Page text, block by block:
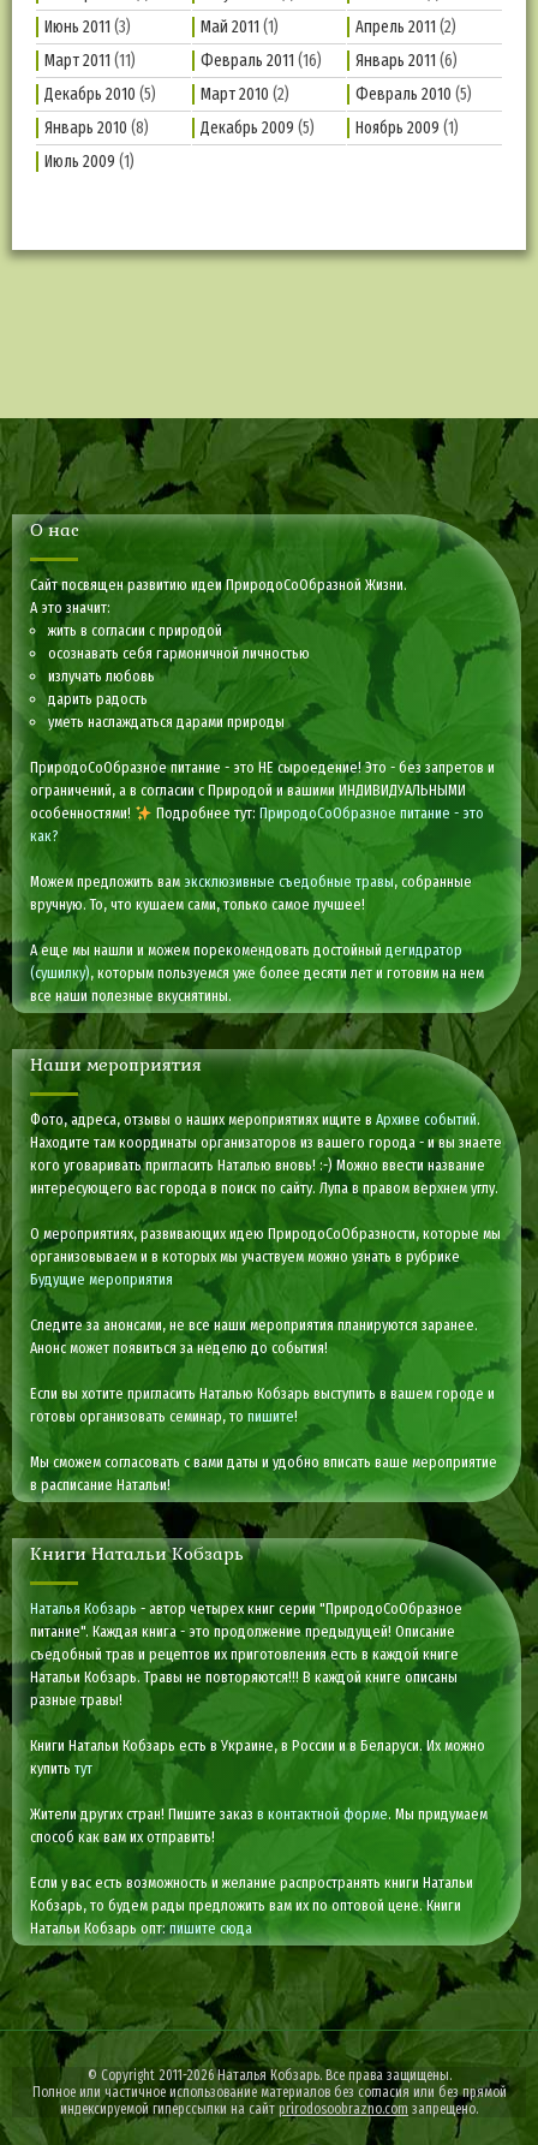
Июнь 2011 (3) Май 2011 (1) Апрель 2011 (2)
Март 2011 (11) Февраль 2011 (16) Январь 2011 (6)
Декабрь 2010 (5) Март 2010 (2) Февраль 2010 (5)
Январь 2010 (8) Декабрь 2009 (5) Ноябрь 2009 (1)
Июль 2009 (1)
О нас
Сайт посвящен развитию идеи ПриродоСоОбразной Жизни.
А это значит:
жить в согласии с природой
осознавать себя гармоничной личностью
излучать любовь
дарить радость
уметь наслаждаться дарами природы
ПриродоСоОбразное питание - это НЕ сыроедение! Это - без запретов и
ограничений, а в согласии с Природой и вашими ИНДИВИДУАЛЬНЫМИ
особенностями!
Подробнее тут: ПриродоСоОбразное питание - это
как?
Можем предложить вамэксклюзивные съедобные травы, собранные
вручную. То, что кушаем сами, только самое лучшее!
А еще мы нашли и можем порекомендовать достойныйдегидратор
(сушилку), которым пользуемся уже более десяти лет и готовим на нем
все наши полезные вкуснятины.
Наши мероприятия
Фото, адреса, отзывы о наших мероприятиях ищите вАрхиве событий.
Находите там координаты организаторов из вашего города - и вы знаете
кого уговаривать пригласить Наталью вновь! :-) Можно ввести название
интересующего вас города в поиск по сайту. Лупа в правом верхнем углу.
О мероприятиях, развивающих идею ПриродоСоОбразности, которые мы
организовываем и в которых мы участвуем можно узнать в рубрике
Будущие мероприятия
Следите за анонсами, не все наши мероприятия планируются заранее.
Анонс может появиться за неделю до события!
Если вы хотите пригласить Наталью Кобзарь выступить в вашем городе и
готовы организовать семинар, топишите!
Мы сможем согласовать с вами даты и удобно вписать ваше мероприятие
в расписание Натальи!
Книги Натальи Кобзарь
Наталья Кобзарь - автор четырех книг серии "ПриродоСоОбразное
питание". Каждая книга - это продолжение предыдущей! Описание
съедобный трав и рецептов их приготовления есть в каждой книге
Натальи Кобзарь. Травы не повторяются!!! В каждой книге описаны
разные травы!
Книги Натальи Кобзарь есть в Украине, в России и в Беларуси. Их можно
купитьтут
Жители других стран! Пишите заказв контактной форме. Мы придумаем
способ как вам их отправить!
Если у вас есть возможность и желание распространять книги Натальи
Кобзарь, то будем рады предложить вам их по оптовой цене. Книги
Натальи Кобзарь опт:пишите сюда
© Copyright 2011-2026 Наталья Кобзарь. Все права защищены.
Полное или частичное использование материалов без согласия или без прямой
индексируемой гиперссылки на сайт prirodosoobrazno.com запрещено.